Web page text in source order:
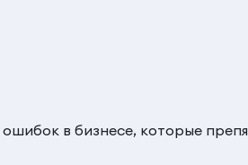
ошибок в бизнесе, которые